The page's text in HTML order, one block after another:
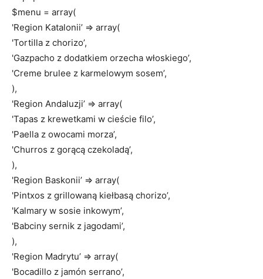
$menu = array(
'Region Katalonii’ => array(
'Tortilla z chorizo’,
'Gazpacho z dodatkiem orzecha włoskiego’,
'Creme brulee z karmelowym sosem’,
),
'Region Andaluzji’ => array(
'Tapas z krewetkami w cieście filo’,
'Paella z owocami morza’,
'Churros z gorącą czekoladą’,
),
'Region Baskonii’ => array(
'Pintxos z grillowaną kiełbasą chorizo’,
'Kalmary w sosie inkowym’,
'Babciny sernik z jagodami’,
),
'Region Madrytu’ => array(
'Bocadillo z jamón serrano’,